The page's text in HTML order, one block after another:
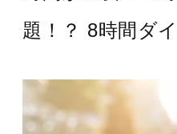
題！？ 8時間ダ